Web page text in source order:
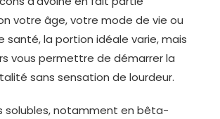
votre âge, votre mode de vie ou
santé, la portion idéale varie, mais
vous permettre de démarrer la
sans sensation de lourdeur.
solubles, notamment en bêta-